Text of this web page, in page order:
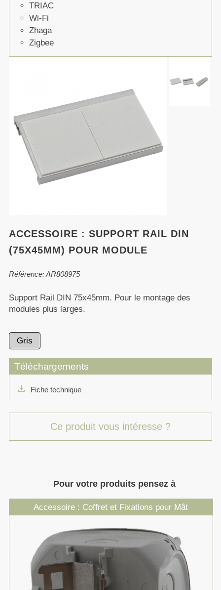
TRIAC
Wi-Fi
Zhaga
Zigbee
ACCESSOIRE : SUPPORT RAIL DIN
(75X45MM) POUR MODULE
Référence: AR808975
Support Rail DIN 75x45mm. Pour le montage des
modules plus larges.
Gris
Téléchargements
download Fiche technique
Ce produit vous intéresse ?
Pour votre produits pensez à
Accessoire : Coffret et Fixations pour Mât